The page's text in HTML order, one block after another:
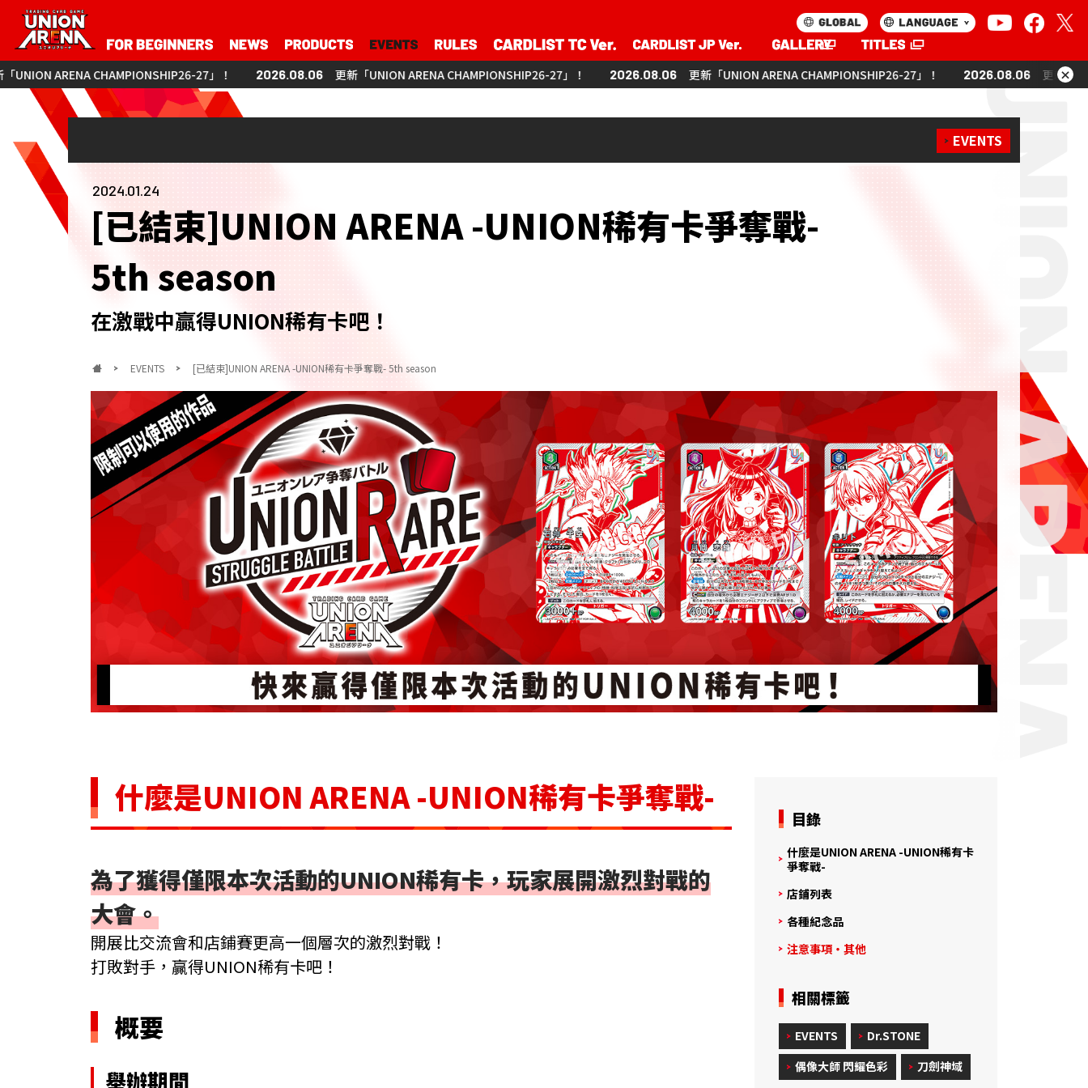
27」！ 2026.08.06 更新「UNION ARENA CHAMPIONSHIP26-27」！ 2026.08.06 更新「UNION ARENA CHAMPIONSHIP26-27」！ 2026.08.06 更新「UNION ARENA ×
EVENTS
2024.01.24
[已結束]UNION ARENA-UNION稀有卡爭奪戰-
5th season
在激戰中贏得UNION稀有卡吧！
EVENTS [已結束]UNION ARENA -UNION稀有卡爭奪戰- 5th season
什麼是UNION ARENA -UNION稀有卡爭奪戰-
為了獲得僅限本次活動的UNION稀有卡，玩家展開激烈對戰的
大會。
開展比交流會和店鋪賽更高一個層次的激烈對戰！
打敗對手，贏得UNION稀有卡吧！
概要
舉辦期間
目錄
什麼是UNION ARENA -UNION稀有卡
爭奪戰-
店鋪列表
各種紀念品
注意事項・其他
相關標籤
EVENTS
Dr.STONE
偶像大師 閃耀色彩
刀劍神域